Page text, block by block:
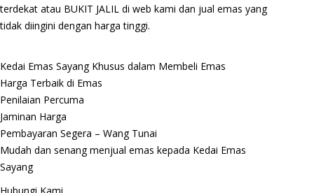
terdekat atau BUKIT JALIL di web kami dan jual emas yang
tidak diingini dengan harga tinggi.
Kedai Emas Sayang Khusus dalam Membeli Emas
Harga Terbaik di Emas
Penilaian Percuma
Jaminan Harga
Pembayaran Segera – Wang Tunai
Mudah dan senang menjual emas kepada Kedai Emas
Sayang